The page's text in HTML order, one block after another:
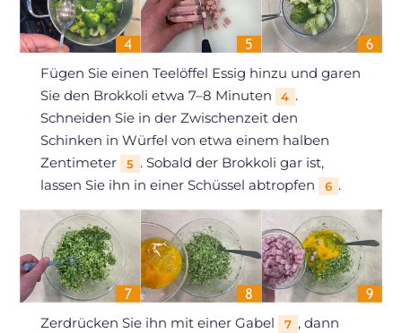
Fügen Sie einen Teelöffel Essig hinzu und garen
Sie den Brokkoli etwa 7–8 Minuten
4 .
Schneiden Sie in der Zwischenzeit den
Schinken in Würfel von etwa einem halben
Zentimeter
5 . Sobald der Brokkoli gar ist,
lassen Sie ihn in einer Schüssel abtropfen
6 .
Zerdrücken Sie ihn mit einer Gabel 7 , dann